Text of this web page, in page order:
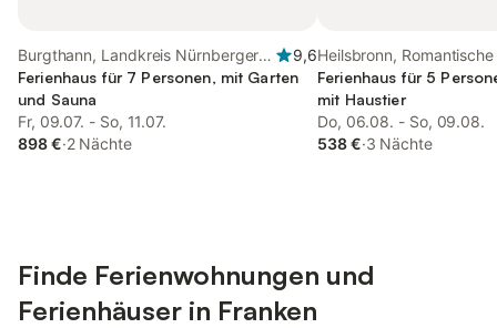
Burgthann, Landkreis Nürnberger
Land
9,6
Ferienhaus für 7 Personen, mit Garten
und Sauna
Fr, 09.07. - So, 11.07.
898 €·2 Nächte
Heilsbronn,
Ferienhaus für 5
mit Haustier
Do, 06.08. - So, 09.08.
538 €·3 Nächte
Finde Ferienwohnungen und
Ferienhäuser in Franken